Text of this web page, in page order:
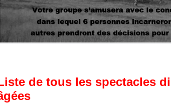
de tous les spectacles